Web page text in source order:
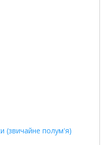
(звичайне полум'я)